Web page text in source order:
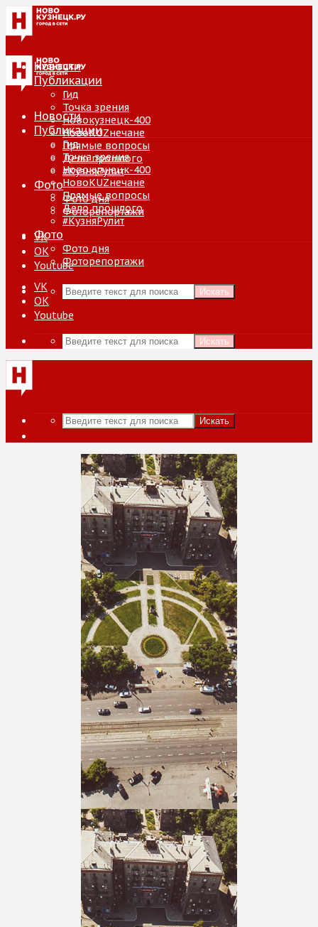
Новости
Публикации
Гид
Точка зрения
Новокузнецк-400
НовоKUZнечане
Прямые вопросы
Дело прошлого
#КузняРулит
Фото
Фото дня
Фоторепортажи
VK
ОК
Youtube
Искать
Новости
Публикации
Гид
Точка зрения
Новокузнецк-400
НовоKUZнечане
Прямые вопросы
Дело прошлого
#КузняРулит
Фото
Фото дня
Фоторепортажи
VK
ОК
Youtube
Искать
Искать